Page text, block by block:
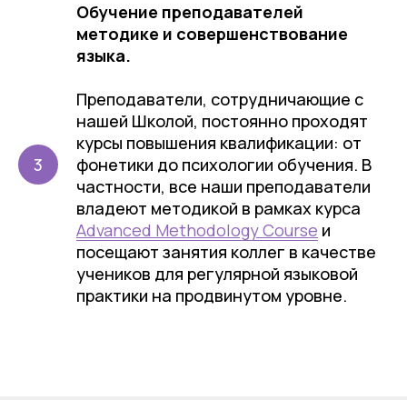
Обучение преподавателей
методике и совершенствование
языка.
Преподаватели, сотрудничающие с
нашей Школой, постоянно проходят
курсы повышения квалификации: от
фонетики до психологии обучения. В
частности, все наши преподаватели
владеют методикой в рамках курса
Advanced Methodology Course и
посещают занятия коллег в качестве
учеников для регулярной языковой
практики на продвинутом уровне.